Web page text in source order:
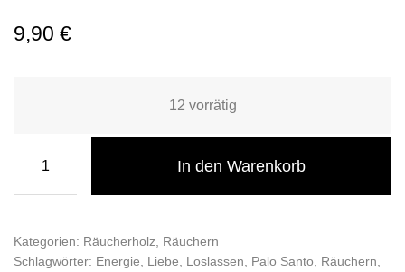
9,90 €
12 vorrätig
In den Warenkorb
Kategorien: Räucherholz
Räuchern
Schlagwörter: Energie Liebe Loslassen Palo Santo Räuchern